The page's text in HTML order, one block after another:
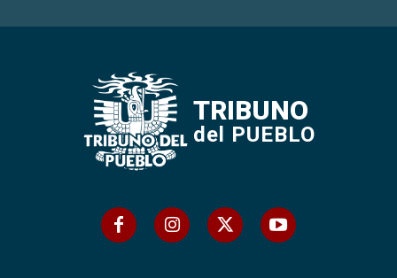
TRIBUNO
del PUEBLO